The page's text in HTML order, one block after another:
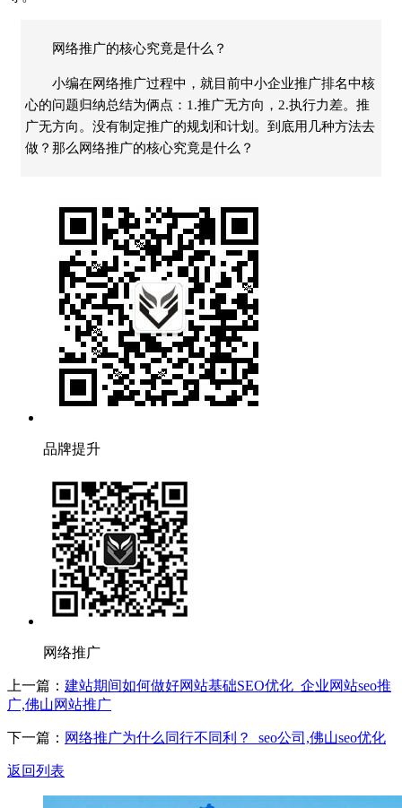
网络推广的核心究竟是什么？
小编在网络推广过程中，就目前中小企业推广排名中核
心的问题归纳总结为俩点：1.推广无方向，2.执行力差。推
广无方向。没有制定推广的规划和计划。到底用几种方法去
做？那么网络推广的核心究竟是什么？
品牌提升
网络推广
上一篇： 建站期间如何做好网站基础SEO优化_企业网站seo推
广,佛山网站推广
下一篇： 网络推广为什么同行不同利？_seo公司,佛山seo优化
返回列表